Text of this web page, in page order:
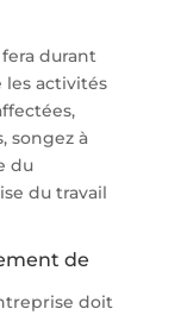
durant
les activités
songez à
du
du travail
de
doit